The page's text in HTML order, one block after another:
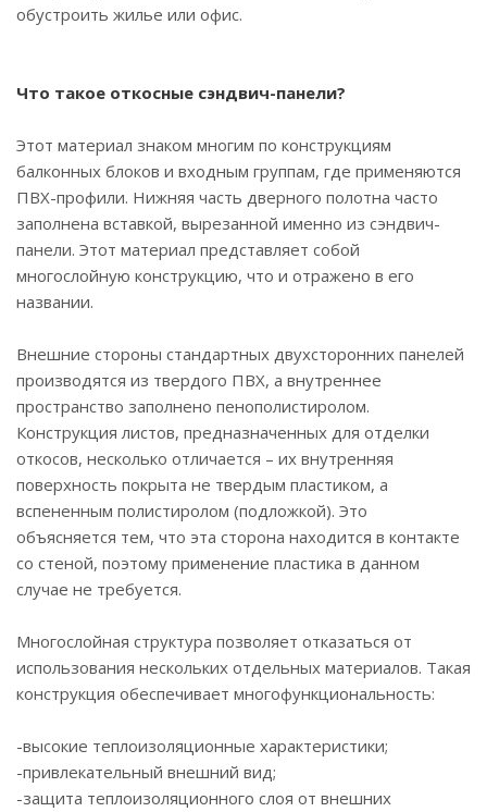
обустроить жилье или офис.
Что такое откосные сэндвич-панели?
Этот материал знаком многим по конструкциям
балконных блоков и входным группам, где применяются
ПВХ-профили. Нижняя часть дверного полотна часто
заполнена вставкой, вырезанной именно из сэндвич-
панели. Этот материал представляет собой
многослойную конструкцию, что и отражено в его
названии.
Внешние стороны стандартных двухсторонних панелей
производятся из твердого ПВХ, а внутреннее
пространство заполнено пенополистиролом.
Конструкция листов, предназначенных для отделки
откосов, несколько отличается – их внутренняя
поверхность покрыта не твердым пластиком, а
вспененным полистиролом (подложкой). Это
объясняется тем, что эта сторона находится в контакте
со стеной, поэтому применение пластика в данном
случае не требуется.
Многослойная структура позволяет отказаться от
использования нескольких отдельных материалов. Такая
конструкция обеспечивает многофункциональность:
-высокие теплоизоляционные характеристики;
-привлекательный внешний вид;
-защита теплоизоляционного слоя от внешних